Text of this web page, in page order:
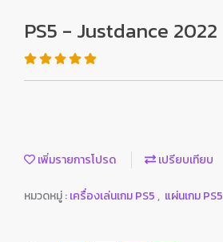
PS5 - Justdance 2022
เพิ่มรายการโปรด เปรียบเทียบ
หมวดหมู่ :เครื่องเล่นเกม PS5 , แผ่นเกม PS5